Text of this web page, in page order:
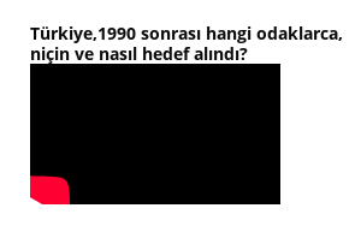
Türkiye,1990 sonrası hangi odaklarca,
niçin ve nasıl hedef alındı?